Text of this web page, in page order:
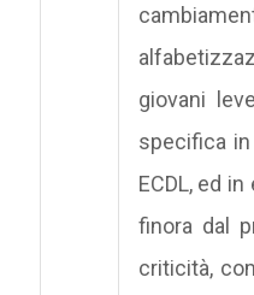
giovani
specifica
ECDL, ed
finora dal
criticità,